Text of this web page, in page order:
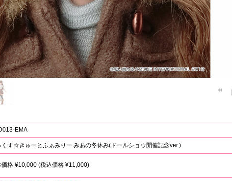
EMA
くす☆きゅーとふぁみりー:みあの冬休み(ドールショウ開催記念ver.)
価格 ¥10,000 (税込価格 ¥11,000)